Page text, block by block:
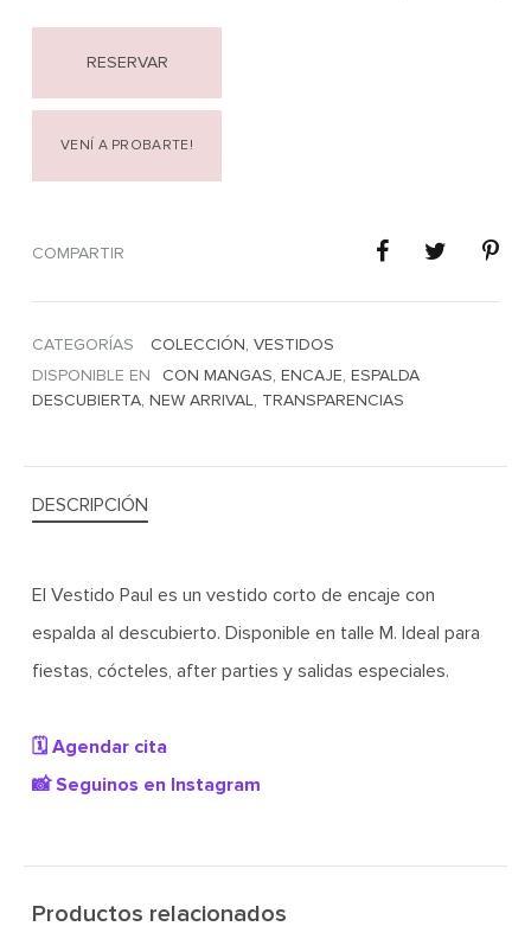
RESERVAR
VENÍ A PROBARTE!
COMPARTIR
CATEGORÍAS COLECCIÓN, VESTIDOS
DISPONIBLE EN
CON MANGAS, ENCAJE, ESPALDA
DESCUBIERTA, NEW ARRIVAL, TRANSPARENCIAS
DESCRIPCIÓN
El Vestido Paul es un vestido corto de encaje con
espalda al descubierto. Disponible en talle M. Ideal para
fiestas, cócteles, after parties y salidas especiales.
🗓️ Agendar cita
📸 Seguinos en Instagram
Productos relacionados